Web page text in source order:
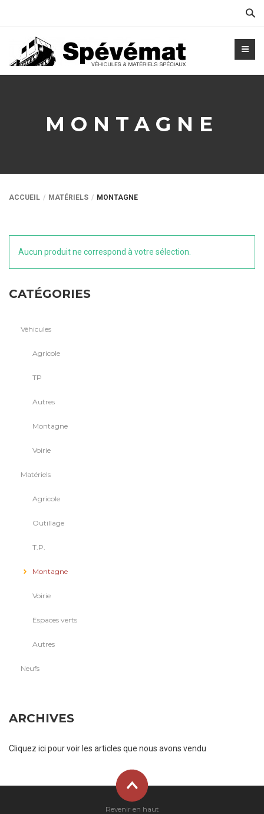
MONTAGNE
ACCUEIL MATÉRIELS MONTAGNE
Aucun produit ne correspond à votre sélection.
CATÉGORIES
Véhicules
Agricole
TP
Autres
Montagne
Voirie
Matériels
Agricole
Outillage
T.P.
Montagne
Voirie
Espaces verts
Autres
Neufs
ARCHIVES
Cliquez ici pour voir les articles que nous avons vendu
Revenir en haut